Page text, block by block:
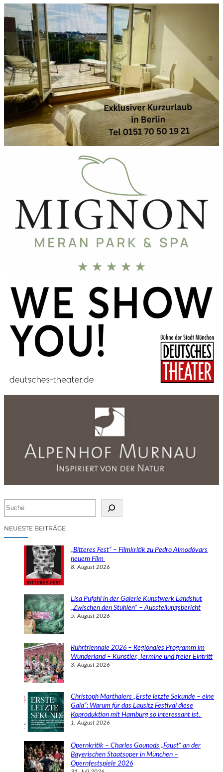
NEUESTE BEITRÄGE
„Bitteres Fest“ – Filmkritik zu Pedro Almodóvars
neuem Film
8. August 2026
Lisa Pufahl in der Galerie Kunstwerk Landshut
„Zwischen den Stühlen“ – Ausstellungsbericht
5. August 2026
Ruhrtriennale 2026 – Regionales Programm im
Wunderland – Künstler, Termine und freier Eintritt
3. August 2026
Christoph Marthalers „Erste letzte Sekunde – eine
Gala“: Warum für das Lausitz Festival diese
Koproduktion mit Hamburg so interessant ist.
1. August 2026
Opernkritik – Charles Gounods „Faust“ an der
Bayerischen Staatsoper in München –
Opernfestspiele 2026